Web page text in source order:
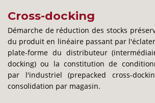
Cross-docking
Démarche de réduction des stocks
du produit en linéaire passant par
plate-forme du distributeur
docking) ou la constitution de
par l'industriel (prepacked cross-
consolidation par magasin.